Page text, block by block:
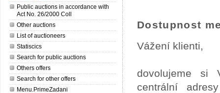
Public auctions in accordance with
Act No. 26/2000 Coll
Other auctions
List of auctioneers
Statiscics
Search for public auctions
Others offers
Search for other offers
Menu.PrimeZadani
Dostupnost
Vážení klienti,
dovolujeme si
centrální